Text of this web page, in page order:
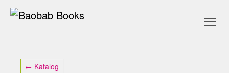
Skip to main content
Skip to page footer
← Katalog